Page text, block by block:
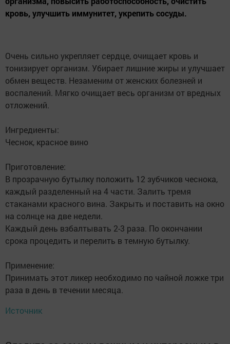
кровь, улучшить иммунитет, укрепить сосуды.
Очень сильно укрепляет сердце, очищает кровь и
тонизирует организм. Убирает лишние жиры и улучшает
обмен веществ. Незаменим от женских болезней и
воспалений. Мягко очищает весь организм от вредных
отложений.
Ингредиенты:
Чеснок, красное вино
Приготовление:
В прозрачную бутылку положить 12 зубчиков чеснока,
каждый разделенный на 4 части. Залить тремя
стаканами красного вина. Закрыть и поставить на окно
на солнце на две недели.
Каждый день взбалтывать 2-3 раза. По окончании
срока процедить и перелить в темную бутылку.
Применение:
Принимать этот ликер необходимо по чайной ложке три
раза в день в течении месяца.
Источник